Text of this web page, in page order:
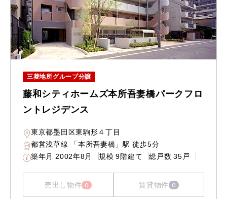
三菱地所グループ分譲
藤和シティホームズ本所吾妻橋パークフロ
ントレジデンス
東京都墨田区東駒形４丁目
都営浅草線 「本所吾妻橋」駅 徒歩5分
築年月 2002年8月 規模 9階建て 総戸数 35戸
売出し物件 0 賃貸物件 0